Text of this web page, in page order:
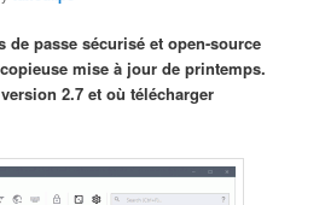
de passe sécurisé et open-source
mise à jour de printemps.
2.7 et où télécharger